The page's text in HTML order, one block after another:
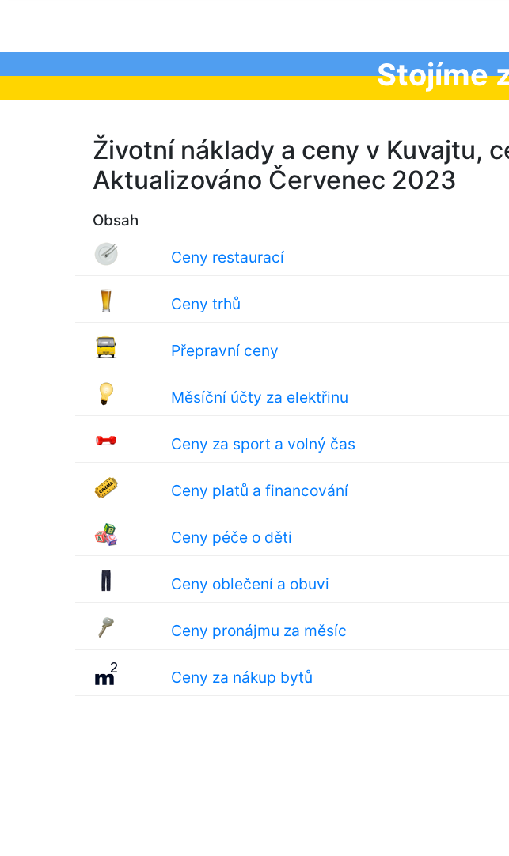
Stojíme
Životní náklady a ceny v Kuvajtu,
Aktualizováno Červenec 2023
Obsah
Ceny restaurací
Ceny trhů
Přepravní ceny
Měsíční účty za elektřinu
Ceny za sport a volný čas
Ceny platů a financování
Ceny péče o děti
Ceny oblečení a obuvi
Ceny pronájmu za měsíc
Ceny za nákup bytů